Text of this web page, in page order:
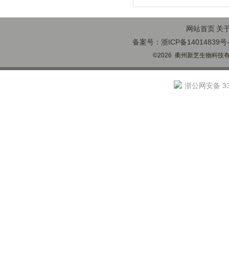
网站首页 关
备案号：浙ICP备14014839号
©2026 衢州新芝生物科技
浙公网安备